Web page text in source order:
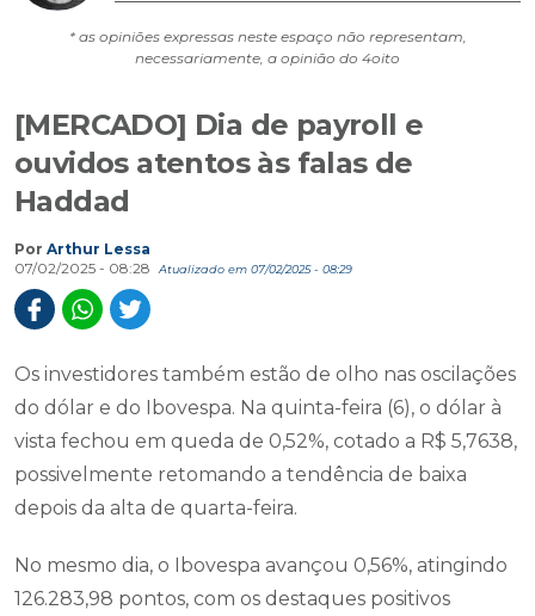
* as opiniões expressas neste espaço não representam,
necessariamente, a opinião do 4oito
[MERCADO] Dia de payroll e
ouvidos atentos às falas de
Haddad
Por Arthur Lessa
07/02/2025 - 08:28
Atualizado em 07/02/2025 - 08:29
Os investidores também estão de olho nas oscilações
do dólar e do Ibovespa. Na quinta-feira (6), o dólar à
vista fechou em queda de 0,52%, cotado a R$ 5,7638,
possivelmente retomando a tendência de baixa
depois da alta de quarta-feira.
No mesmo dia, o Ibovespa avançou 0,56%, atingindo
126.283,98 pontos, com os destaques positivos